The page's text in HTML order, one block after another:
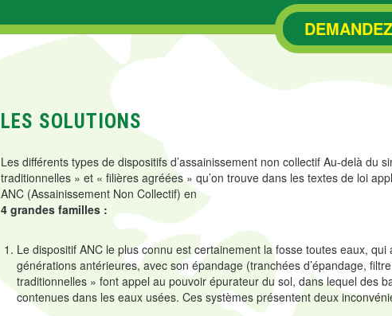
LES SOLUTIONS
Les différents types de dispositifs d’assainissement non collectif Au-delà du
traditionnelles » et « filières agréées » qu’on trouve dans les textes de loi
ANC (Assainissement Non Collectif) en
4 grandes familles :
Le dispositif ANC le plus connu est certainement la fosse toutes eaux,
générations antérieures, avec son épandage (tranchées d’épandage,
traditionnelles » font appel au pouvoir épurateur du sol, dans lequel des
contenues dans les eaux usées. Ces systèmes présentent deux